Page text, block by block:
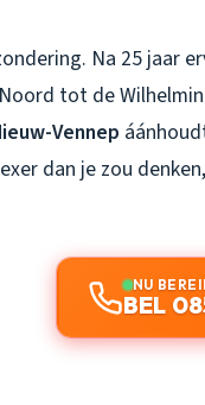
Na 25 jaar
tot de
Vennep
dan je zou
NU
BEL